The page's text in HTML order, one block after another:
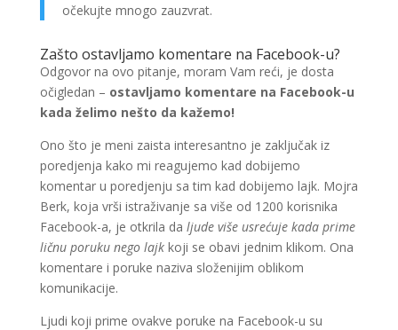
očekujte mnogo zauzvrat.
Zašto ostavljamo komentare na Facebook-u?
Odgovor na ovo pitanje, moram Vam reći, je dosta
očigledan – ostavljamo komentare na Facebook-u
kada želimo nešto da kažemo!
Ono što je meni zaista interesantno je zaključak iz
poredjenja kako mi reagujemo kad dobijemo
komentar u poredjenju sa tim kad dobijemo lajk. Mojra
Berk, koja vrši istraživanje sa više od 1200 korisnika
Facebook-a, je otkrila da ljude više usrećuje kada prime
ličnu poruku nego lajk koji se obavi jednim klikom. Ona
komentare i poruke naziva složenijim oblikom
komunikacije.
Ljudi koji prime ovakve poruke na Facebook-u su